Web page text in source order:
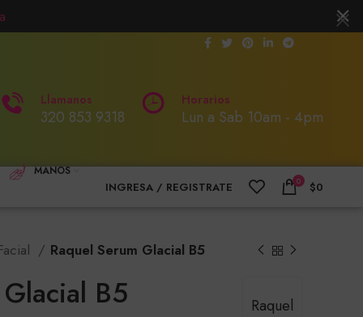
Llamanos
320 853 9318
Horarios
Lun a Sab 10am - 4pm
MANOS
INGRESA / REGISTRATE 0 $0
Raquel Serum Glacial B5
Raquel
B5